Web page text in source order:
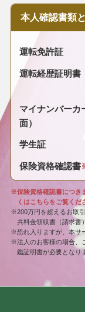
本人確認書類
運転免許証
運転経歴証明書
マイナンバーカ
面）
学生証
保険資格確認書
※保険資格確認書につき
くはこちらをご覧くだ
※200万円を超えるお取
共料金領収書（請求書
※恐れ入りますが、本サ
※法人のお客様の場合、
鑑証明書が必要となり